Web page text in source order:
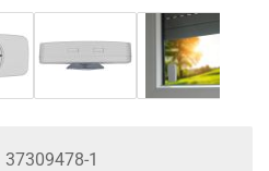
37309478-1